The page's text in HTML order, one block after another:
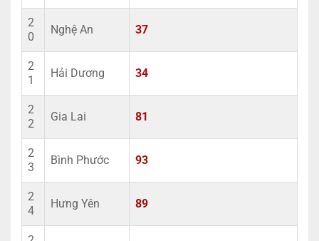
2
0
Nghệ An 37
2
1
Hải Dương 34
2
2
Gia Lai 81
2
3
Bình Phước 93
2
4
Hưng Yên 89